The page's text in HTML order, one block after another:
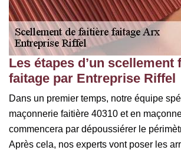
Les étapes d’un scellement
faitage par Entreprise Riffel
Dans un premier temps, notre équipe
maçonnerie faitière 40310 et en
commencera par dépoussiérer le
Après cela, nos experts vont poser les